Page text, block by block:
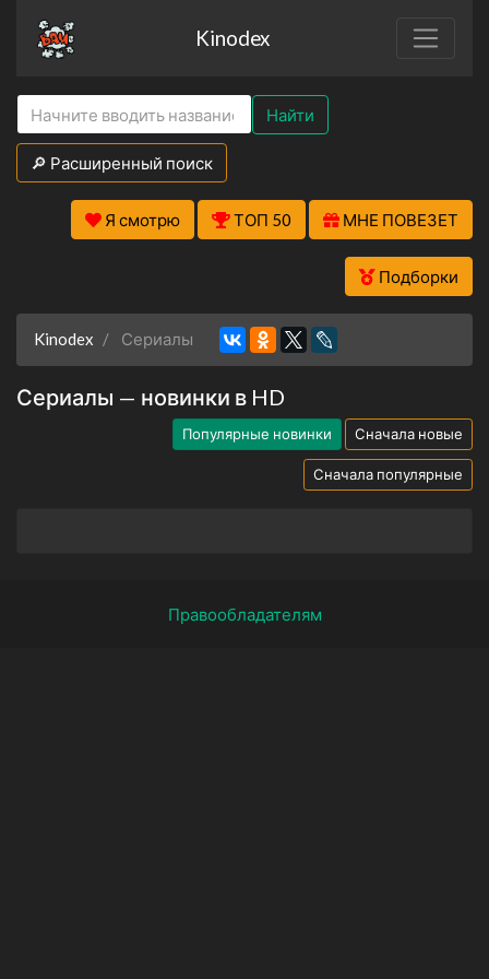
Kinodex
Найти
🔎 Расширенный поиск
Я смотрю ТОП 50 МНЕ ПОВЕЗЕТ
Подборки
Kinodex Сериалы
Сериалы — новинки в HD
Популярные новинки Сначала новые
Сначала популярные
Правообладателям